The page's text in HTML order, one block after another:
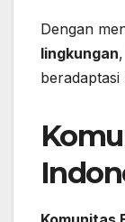
Dengan
lingkungan